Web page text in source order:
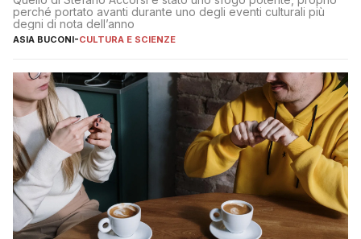
perché portato avanti durante uno degli eventi culturali più
degni di nota dell’anno
ASIA BUCONI-CULTURA E SCIENZE